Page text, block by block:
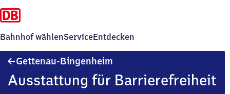
Bahnhof wählenServiceEntdecken
Gettenau-Bingenheim
Ausstattung für Barrierefreiheit